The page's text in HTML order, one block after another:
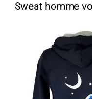
Vêtements
Contact
Sweat homme